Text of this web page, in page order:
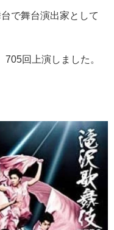
で舞台演出家として
705回上演しました。